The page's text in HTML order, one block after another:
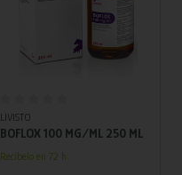
LIVISTO
BOFLOX 100 MG/ML 250 ML
Recíbelo en 72 h.